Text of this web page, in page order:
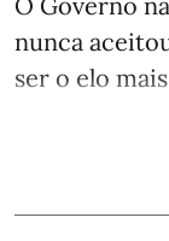
nunca
ser o elo